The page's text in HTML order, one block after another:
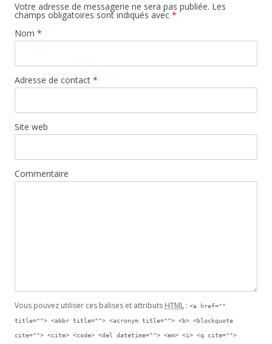
Votre adresse de messagerie ne sera pas publiée. Les
champs obligatoires sont indiqués avec *
Nom *
Adresse de contact *
Site web
Commentaire
Vous pouvez utiliser ces balises et attributs HTML : <a href=""
title=""> <abbr title=""> <acronym title=""> <b> <blockquote
cite=""> <cite> <code> <del datetime=""> <em> <i> <q cite="">